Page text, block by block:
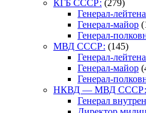
КГБ СССР: (279)
Генерал-
Генерал-майор
Генерал-
МВД СССР: (145)
Генерал-
Генерал-майор
Генерал-
НКВД — МВД СССР:
Генерал